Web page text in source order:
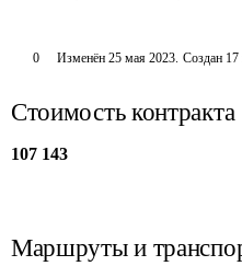
0 Изменён 25 мая 2023. Создан
Стоимость контракта
107 143
Маршруты и